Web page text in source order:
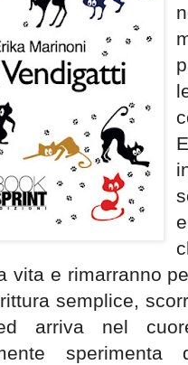
vita e rimarranno
semplice,
ed arriva nel